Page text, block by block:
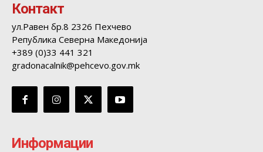
Контакт
ул.Равен бр.8 2326 Пехчево
Република Северна Македонија
+389 (0)33 441 321
gradonacalnik@pehcevo.gov.mk
Информации